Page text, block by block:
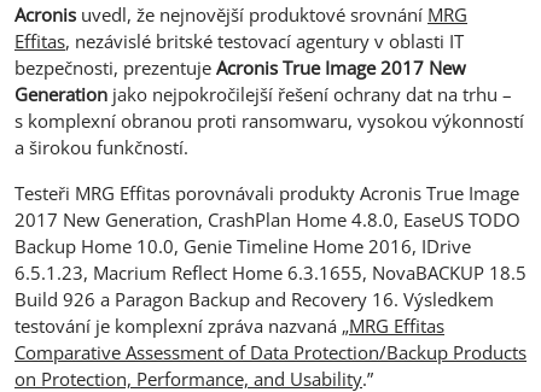
Acronis uvedl, že nejnovější produktové srovnání MRG
Effitas, nezávislé britské testovací agentury v oblasti IT
bezpečnosti, prezentuje Acronis True Image 2017 New
Generation jako nejpokročilejší řešení ochrany dat na trhu –
s komplexní obranou proti ransomwaru, vysokou výkonností
a širokou funkčností.
Testeři MRG Effitas porovnávali produkty Acronis True Image
2017 New Generation, CrashPlan Home 4.8.0, EaseUS TODO
Backup Home 10.0, Genie Timeline Home 2016, IDrive
6.5.1.23, Macrium Reflect Home 6.3.1655, NovaBACKUP 18.5
Build 926 a Paragon Backup and Recovery 16. Výsledkem
testování je komplexní zpráva nazvaná „MRG Effitas
Comparative Assessment of Data Protection/Backup Products
on Protection, Performance, and Usability.”